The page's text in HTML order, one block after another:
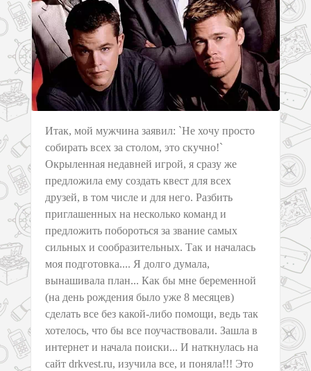
Итак, мой мужчина заявил: `Не хочу просто
собирать всех за столом, это скучно!`
Окрыленная недавней игрой, я сразу же
предложила ему создать квест для всех
друзей, в том числе и для него. Разбить
приглашенных на несколько команд и
предложить побороться за звание самых
сильных и сообразительных. Так и началась
моя подготовка.... Я долго думала,
вынашивала план... Как бы мне беременной
(на день рождения было уже 8 месяцев)
сделать все без какой-либо помощи, ведь так
хотелось, что бы все поучаствовали. Зашла в
интернет и начала поиски... И наткнулась на
сайт drkvest.ru, изучила все, и поняла!!! Это